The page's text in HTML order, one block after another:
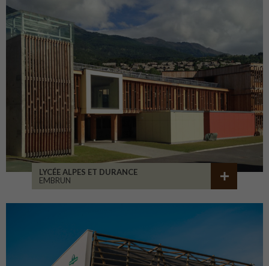
LYCÉE ALPES ET DURANCE
EMBRUN